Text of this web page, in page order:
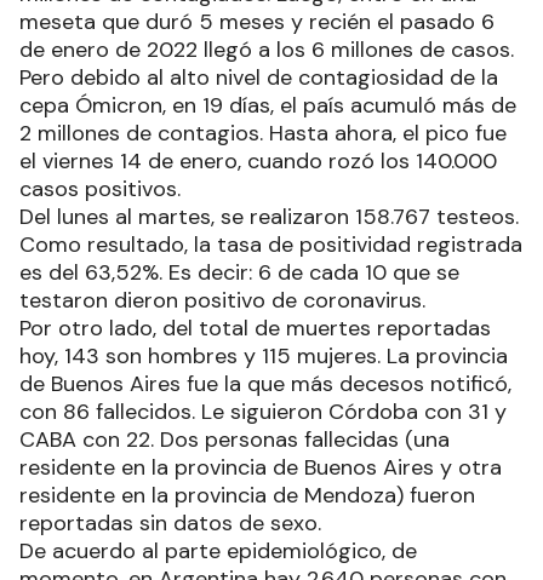
meseta que duró 5 meses y recién el pasado 6
de enero de 2022 llegó a los 6 millones de casos.
Pero debido al alto nivel de contagiosidad de la
cepa Ómicron, en 19 días, el país acumuló más de
2 millones de contagios. Hasta ahora, el pico fue
el viernes 14 de enero, cuando rozó los 140.000
casos positivos.
Del lunes al martes, se realizaron 158.767 testeos.
Como resultado, la tasa de positividad registrada
es del 63,52%. Es decir: 6 de cada 10 que se
testaron dieron positivo de coronavirus.
Por otro lado, del total de muertes reportadas
hoy, 143 son hombres y 115 mujeres. La provincia
de Buenos Aires fue la que más decesos notificó,
con 86 fallecidos. Le siguieron Córdoba con 31 y
CABA con 22. Dos personas fallecidas (una
residente en la provincia de Buenos Aires y otra
residente en la provincia de Mendoza) fueron
reportadas sin datos de sexo.
De acuerdo al parte epidemiológico, de